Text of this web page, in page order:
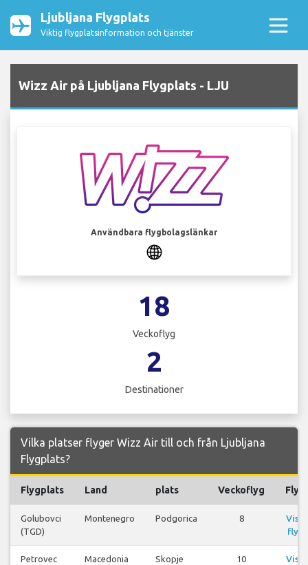
Ljubljana Flygplats
Viktig flygplatsinformation och tjänster
Wizz Air på Ljubljana Flygplats - LJU
Användbara flygbolagslänkar
18
Veckoflyg
2
Destinationer
Vilka platser flyger Wizz Air till och från Ljubljana
Flygplats?
Flygplats Land plats Veckoflyg Flyg
Golubovci
(TGD)
Montenegro Podgorica 8
Visa
flyg
Petrovec
Macedonia Skopje 10
Visa